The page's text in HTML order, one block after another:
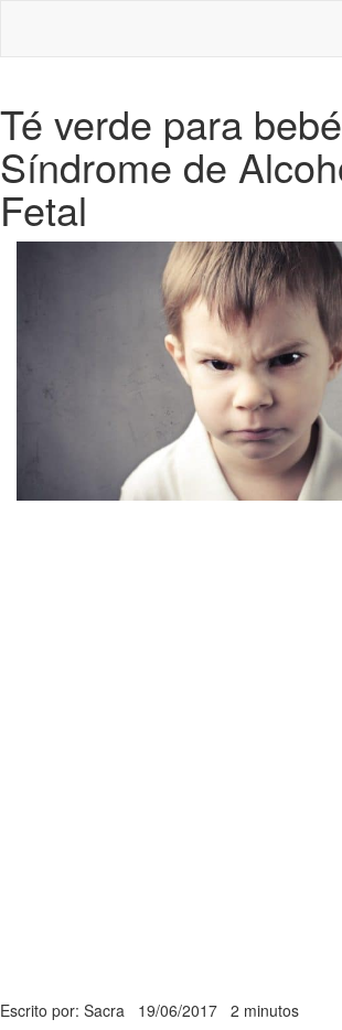
Té verde para
Síndrome de
Fetal
Escrito por: Sacra 19/06/2017 2 minutos